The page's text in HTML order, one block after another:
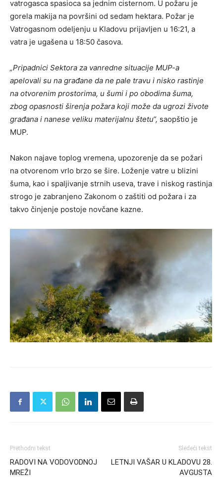
vatrogasca spasioca sa jednim cisternom. U požaru je
gorela makija na površini od sedam hektara. Požar je
Vatrogasnom odeljenju u Kladovu prijavljen u 16:21, a
vatra je ugašena u 18:50 časova.
„Pripadnici Sektora za vanredne situacije MUP-a
apelovali su na građane da ne pale travu i nisko rastinje
na otvorenim prostorima, u šumi i po obodima šuma,
zbog opasnosti širenja požara koji može da ugrozi živote
građana i nanese veliku materijalnu štetu“, saopštio je
MUP.
Nakon najave toplog vremena, upozorenje da se požari
na otvorenom vrlo brzo se šire. Loženje vatre u blizini
šuma, kao i spaljivanje strnih useva, trave i niskog rastinja
strogo je zabranjeno Zakonom o zaštiti od požara i za
takvo činjenje postoje novčane kazne.
Prethodni tekst
RADOVI NA VODOVODNOJ
MREŽI
Sledeći tekst
LETNJI VAŠAR U KLADOVU 28.
AVGUSTA